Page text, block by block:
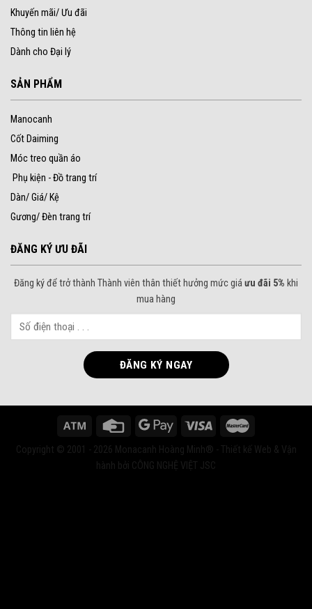
Khuyến mãi/ Ưu đãi
Thông tin liên hệ
Dành cho Đại lý
SẢN PHẨM
Manocanh
Cốt Daiming
Móc treo quần áo
Phụ kiện - Đồ trang trí
Dàn/ Giá/ Kệ
Gương/ Đèn trang trí
ĐĂNG KÝ ƯU ĐÃI
Đăng ký để trở thành Thành viên thân thiết hưởng mức giáưu đãi 5% khi
mua hàng
Copyright © 2001 - 2026 Monacanh Hoàng Minh® - Thiết kế Web & Vận
hành bởi CÔNG NGHỆ VIỆT JSC